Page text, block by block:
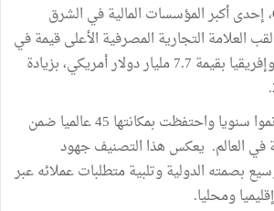
حافظت مجموعة QNB، إحدى أكبر المؤسسات المالية في الشرق
العلامة التجارية المصرفية الأعلى قيمة في
منطقة الشرق الأوسط وإفريقيا بقيمة 7.7 مليار دولار أمريكي، بزيادة
وقد شهدت المجموعة نموا سنويا واحتفظت بمكانتها 45 عالميا ضمن
في العالم. يعكس هذا التصنيف جهود
بصمته الدولية وتلبية متطلبات عملائه عبر
ومحليا.